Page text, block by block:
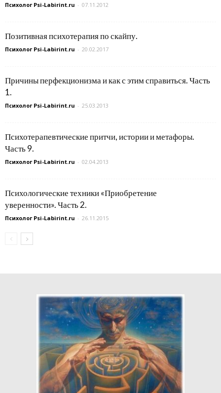
Психолог Psi-Labirint.ru - 07.11.2012
Позитивная психотерапия по скайпу.
Психолог Psi-Labirint.ru - 20.02.2017
Причины перфекционизма и как с этим справиться. Часть
1.
Психолог Psi-Labirint.ru - 25.03.2013
Психотерапевтические притчи, истории и метафоры.
Часть 9.
Психолог Psi-Labirint.ru - 02.04.2013
Психологические техники «Приобретение
уверенности». Часть 2.
Психолог Psi-Labirint.ru - 26.11.2015